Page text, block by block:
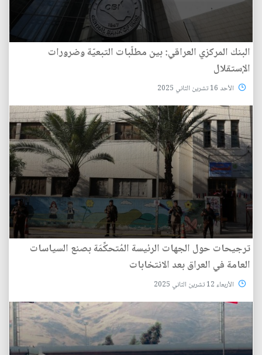
البنك المركزي العراقي: بين مطلّبات التبعيّة وضرورات
الإستقلال
الأحد 16 تشرين الثاني 2025
ترجيحات حول الجهات الرئيسة المُتحكِّمَة بصنع السياسات
العامة في العراق بعد الانتخابات
الأربعاء 12 تشرين الثاني 2025